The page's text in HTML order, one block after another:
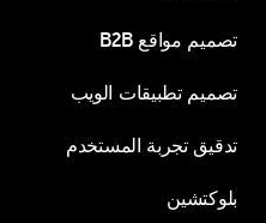
المستخدم
تصميم مواقع B2B
تصميم مواقع B2B
تصميم تطبيقات الويب
تصميم تطبيقات الويب
تدقيق تجربة المستخدم
تدقيق تجربة المستخدم
بلوكتشين